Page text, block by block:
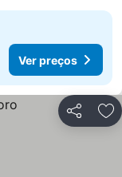
Ver preços
Partilhar